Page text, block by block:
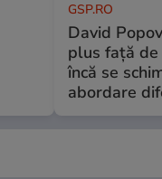
GSP.RO
David
plus față de
încă se
abordare